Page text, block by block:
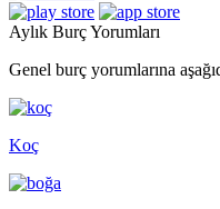
Aylık Burç Yorumları
Genel burç yorumlarına
Koç